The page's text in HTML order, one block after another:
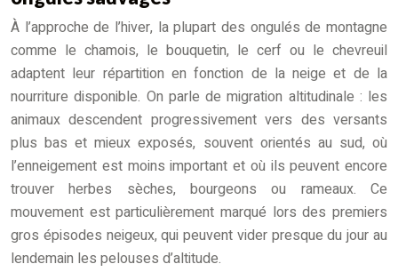
À l’approche de l’hiver, la plupart des ongulés de montagne
comme le chamois, le bouquetin, le cerf ou le chevreuil
adaptent leur répartition en fonction de la neige et de la
nourriture disponible. On parle de migration altitudinale : les
animaux descendent progressivement vers des versants
plus bas et mieux exposés, souvent orientés au sud, où
l’enneigement est moins important et où ils peuvent encore
trouver herbes sèches, bourgeons ou rameaux. Ce
mouvement est particulièrement marqué lors des premiers
gros épisodes neigeux, qui peuvent vider presque du jour au
lendemain les pelouses d’altitude.